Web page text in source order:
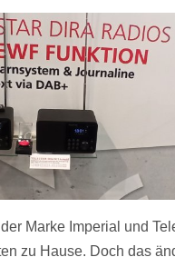
Marke Imperial und
zu Hause. Doch das